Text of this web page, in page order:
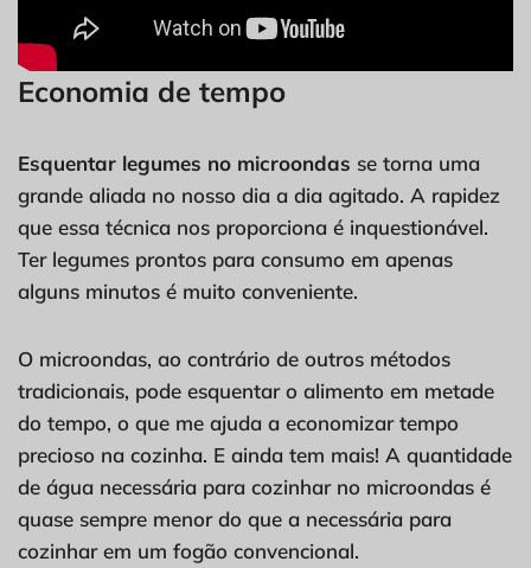
Economia de tempo
Esquentar legumes no microondas se torna uma
grande aliada no nosso dia a dia agitado. A rapidez
que essa técnica nos proporciona é inquestionável.
Ter legumes prontos para consumo em apenas
alguns minutos é muito conveniente.
O microondas, ao contrário de outros métodos
tradicionais, pode esquentar o alimento em metade
do tempo, o que me ajuda a economizar tempo
precioso na cozinha. E ainda tem mais! A quantidade
de água necessária para cozinhar no microondas é
quase sempre menor do que a necessária para
cozinhar em um fogão convencional.